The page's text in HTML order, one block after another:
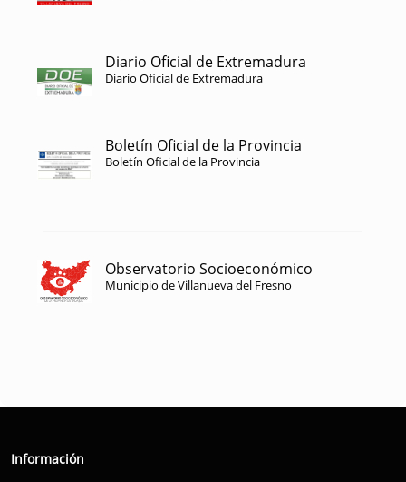
Diario Oficial de Extremadura
Diario Oficial de Extremadura
Boletín Oficial de la Provincia
Boletín Oficial de la Provincia
Observatorio Socioeconómico
Municipio de Villanueva del Fresno
Información